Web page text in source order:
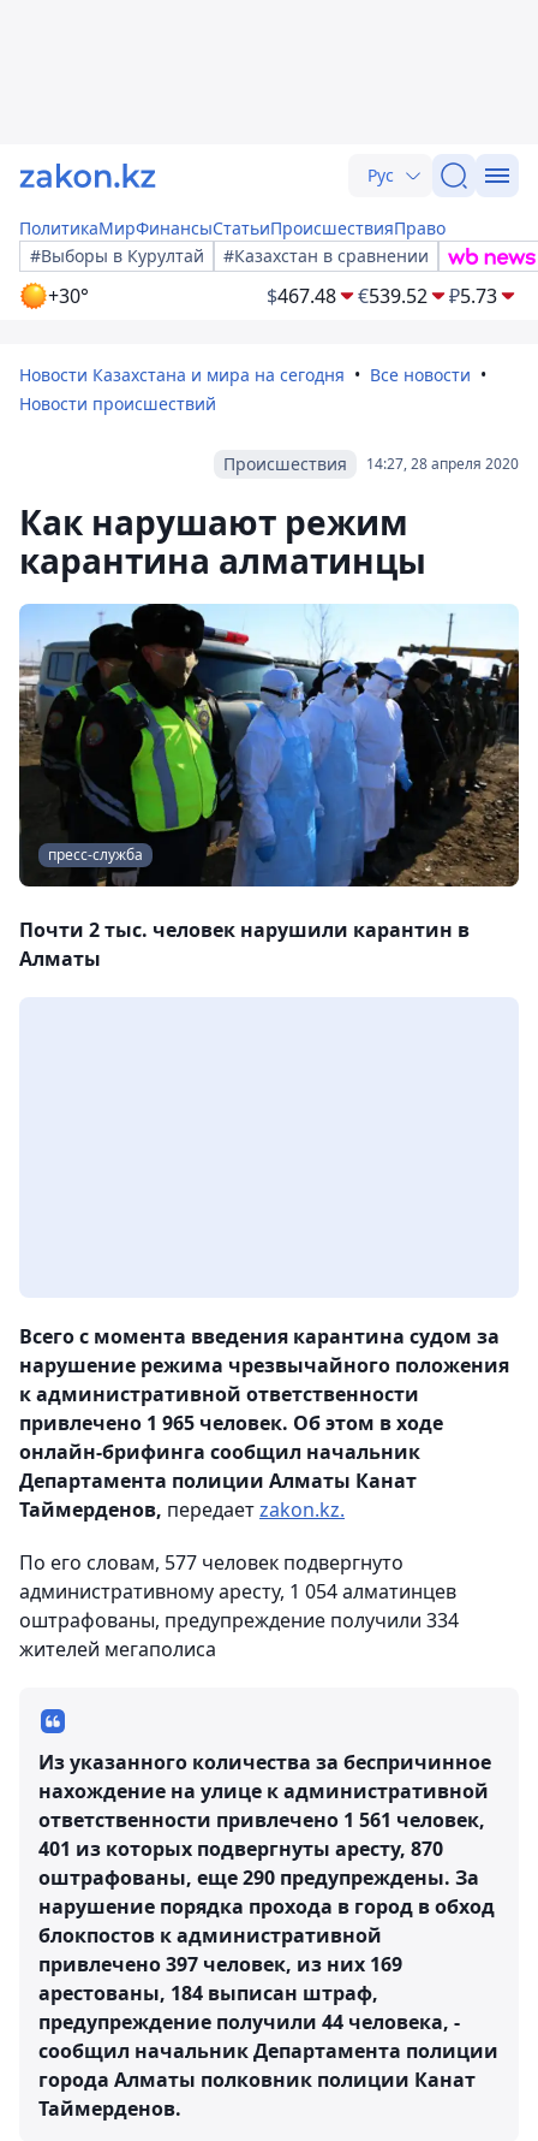
Рус
ПолитикаМирФинансыСтатьиПроисшествияПраво
#Выборы в Курултай
#Казахстан в сравнении
+30° $467.48 €539.52 ₽5.73
Новости Казахстана и мира на сегодня
Все новости
Новости происшествий
14:27, 28 апреля 2020
Происшествия
Как нарушают режим
карантина алматинцы
пресс-служба
Почти 2 тыс. человек нарушили карантин в
Алматы
Всего с момента введения карантина судом за
нарушение режима чрезвычайного положения
к административной ответственности
привлечено 1 965 человек. Об этом в ходе
онлайн-брифинга сообщил начальник
Департамента полиции Алматы Канат
Таймерденов, передаетzakon.kz.
По его словам, 577 человек подвергнуто
административному аресту, 1 054 алматинцев
оштрафованы, предупреждение получили 334
жителей мегаполиса
Из указанного количества за беспричинное
нахождение на улице к административной
ответственности привлечено 1 561 человек,
401 из которых подвергнуты аресту, 870
оштрафованы, еще 290 предупреждены. За
нарушение порядка прохода в город в обход
блокпостов к административной
привлечено 397 человек, из них 169
арестованы, 184 выписан штраф,
предупреждение получили 44 человека, -
сообщил начальник Департамента полиции
города Алматы полковник полиции Канат
Таймерденов.